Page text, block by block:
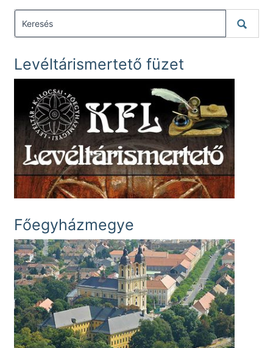
Levéltárismertető füzet
Főegyházmegye